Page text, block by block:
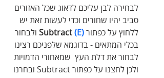
לבחירה לבן עליכם לדאוג שכל האזורים
סביב יהיו שחורים וכדי לעשות זאת יש
ללחוץ על כפתור(E)
ולבחור
בכלי המתאים - בדוגמא שלפניכם רצינו
לבחור את דלת העץ  שמאחורי הדמויות
ולכן לחצנו על כפתור Subtract ובחרנו